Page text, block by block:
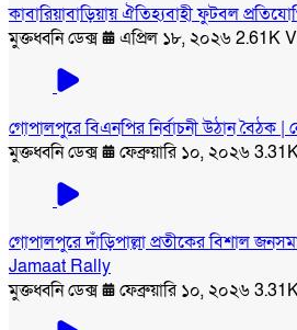
কাবারিয়াবাড়িয়ায় ঐতিহ্যবাহী ফুটবল
মুক্তধ্বনি ডেক্স
এপ্রিল ১৮, ২০২৬2.61K
গোপালপুরে বিএনপির নির্বাচনী উঠান বৈঠক
মুক্তধ্বনি ডেক্স
ফেব্রুয়ারি ১০, ২০২৬
গোপালপুরে দাঁড়িপাল্লা প্রতীকের বিশাল
Jamaat Rally
মুক্তধ্বনি ডেক্স
ফেব্রুয়ারি ১০, ২০২৬